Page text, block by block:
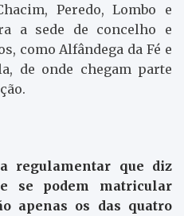
Peredo, Lombo e
a sede de concelho e
como Alfândega da Fé e
de onde chegam parte
regulamentar que diz
se podem matricular
apenas os das quatro